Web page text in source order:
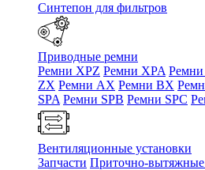
Синтепон для фильтров
Приводные ремни
Ремни XPZ Ремни XPA
ZX Ремни AX Ремни BX
SPA Ремни SPB Ремни SPC
Вентиляционные установки
Запчасти Приточно-вытяжные